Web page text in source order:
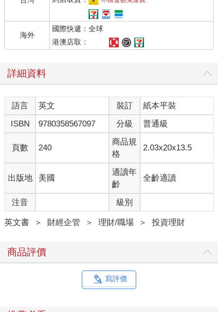
海外
國際快遞：全球
港澳店取：
詳細資料
語言 英文 裝訂
紙本平裝
ISBN
9780358567097 分級 普通級
頁數 240
商品規
格
2.03x20x13.5
出版地 美國
適讀年
齡
全齡適讀
注音 級別
英文書 ＞ 財經企管 ＞ 理財/職場 ＞ 投資理財
商品評價
寫評價